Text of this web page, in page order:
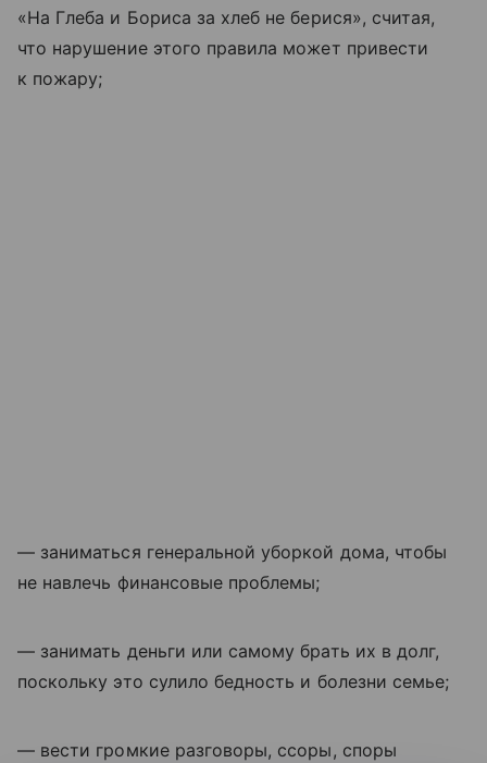
«На Глеба и Бориса за хлеб не берися», считая,
что нарушение этого правила может привести
к пожару;
— заниматься генеральной уборкой дома, чтобы
не навлечь финансовые проблемы;
— занимать деньги или самому брать их в долг,
поскольку это сулило бедность и болезни семье;
— вести громкие разговоры, ссоры, споры